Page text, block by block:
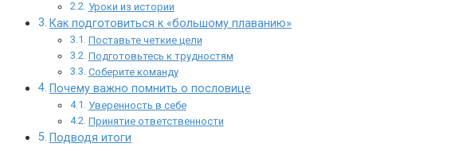
Уроки из истории
Как подготовиться к «большому плаванию»
Поставьте четкие цели
Подготовьтесь к трудностям
Соберите команду
Почему важно помнить о пословице
Уверенность в себе
Принятие ответственности
Подводя итоги